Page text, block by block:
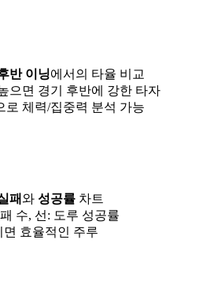
반 이닝에서의 타율 비교
으면 경기 후반에 강한 타자
로 체력/집중력 분석 가능
패와 성공률 차트
수, 선: 도루 성공률
면 효율적인 주루